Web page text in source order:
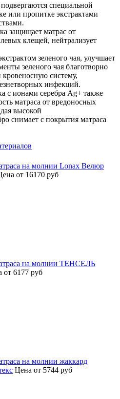
специальной
или пропитке экстрактами
защищает матрас от
клещей, нейтрализует
зеленого чая, улучшает
зеленого чая благотворно
систему,
инфекций.
с ионами серебра Ag+ также
матраса от вредоносных
высокой
снимает с покрытия матраса
на молнии Lonax Велюр
от 16170 руб
на молнии ТЕНСЕЛЬ
от 6177 руб
на молнии жаккард
Цена от 5744 руб